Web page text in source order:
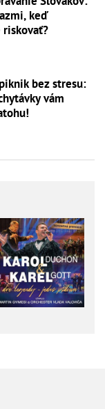
keď
riskovať?
bez stresu:
vám